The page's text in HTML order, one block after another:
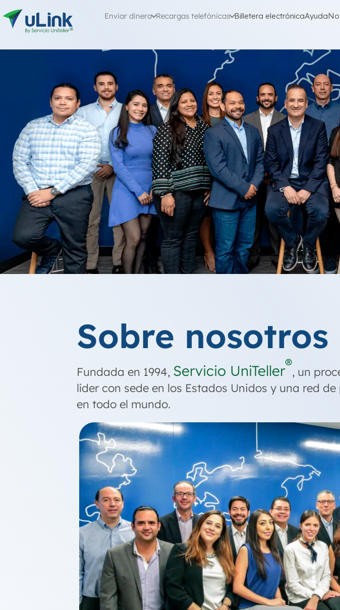
Enviar dinero Recargas telefónicas Billetera electrónicaAyuda
Sobre nosotros
Fundada en 1994, Servicio UniTeller®, un
líder con sede en los Estados Unidos y una red
en todo el mundo.